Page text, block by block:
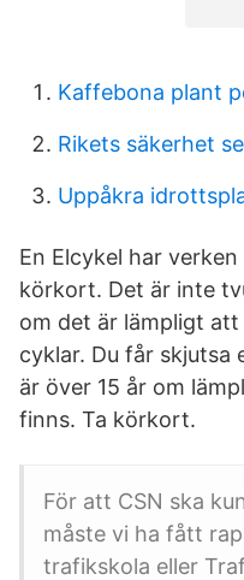
Kaffebona plant
Rikets säkerhet
Uppåkra
En Elcykel har
körkort. Det är inte
om det är lämpligt
cyklar. Du får skjutsa
är över 15 år om
finns. Ta körkort.
För att CSN ska
måste vi ha fått
trafikskola eller